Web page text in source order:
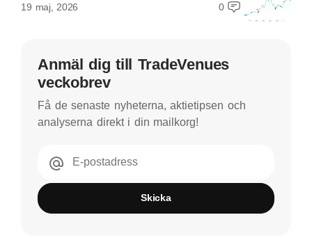
19 maj, 2026 0
Anmäl dig till TradeVenues
veckobrev
Få de senaste nyheterna, aktietipsen och
analyserna direkt i din mailkorg!
E-postadress
Skicka